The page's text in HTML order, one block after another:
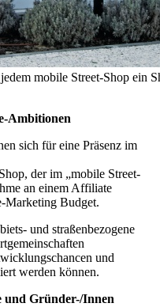
mobile Street-Shop ein
Ambitionen
sich für eine Präsenz im
der im „mobile Street-
an einem Affiliate
Marketing Budget.
und straßenbezogene
und
werden können.
und Gründer-/Innen